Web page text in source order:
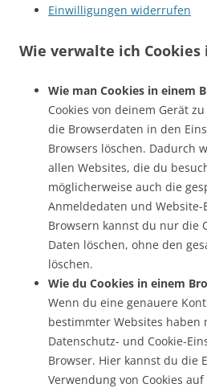
Einwilligungen widerrufen
Wie verwalte ich
Wie man Cookies in einem
Cookies von deinem Gerät
die Browserdaten in den
Browsers löschen. Dadurch
allen Websites, die du
möglicherweise auch die
Anmeldedaten und
Browsern kannst du nur die
Daten löschen, ohne den
löschen.
Wie du Cookies in einem
Wenn du eine genauere
bestimmter Websites haben
Datenschutz- und Cookie-
Browser. Hier kannst du die
Verwendung von Cookies